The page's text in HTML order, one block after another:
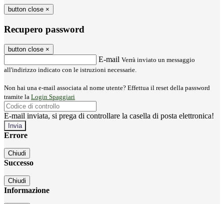
button close ×
Recupero password
button close ×
E-mail Verrà inviato un messaggio
all'indirizzo indicato con le istruzioni necessarie.
Non hai una e-mail associata al nome utente? Effettua il reset della password
tramite la Login Spaggiari
E-mail inviata, si prega di controllare la casella di posta elettronica!
Errore
Chiudi
Successo
Chiudi
Informazione